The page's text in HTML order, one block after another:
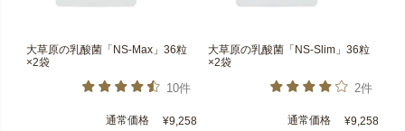
大草原の乳酸菌「NS-Max」36粒
×2袋
10件
通常価格 ¥9,258
大草原の乳酸菌「NS-Slim」36粒
×2袋
2件
通常価格 ¥9,258